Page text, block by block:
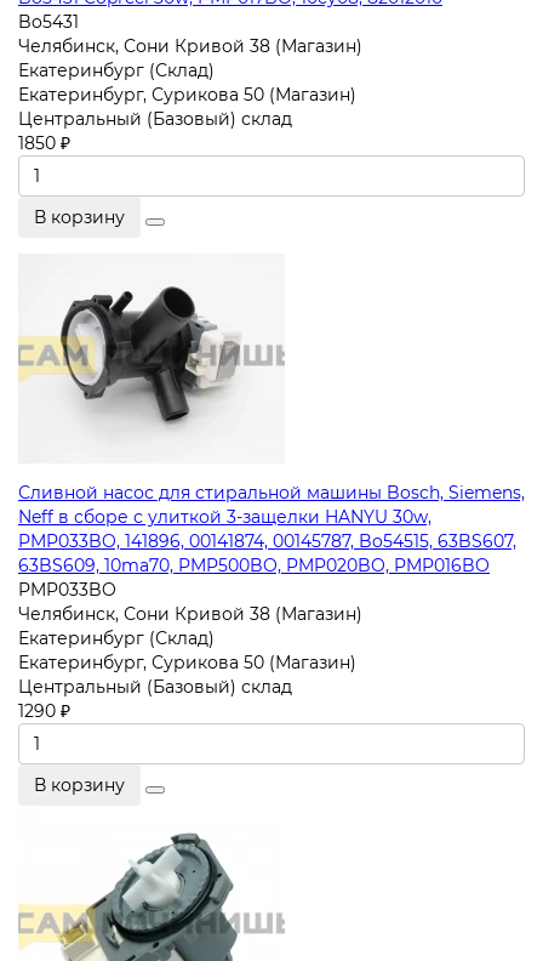
Bo5431
Челябинск, Сони Кривой 38 (Магазин)
Екатеринбург (Склад)
Екатеринбург, Сурикова 50 (Магазин)
Центральный (Базовый) склад
1850 ₽
В корзину
Сливной насос для стиральной машины Bosch, Siemens,
Neff в сборе с улиткой 3-защелки HANYU 30w,
PMP033BO, 141896, 00141874, 00145787, Bo54515, 63BS607,
63BS609, 10ma70, PMP500BO, PMP020BO, PMP016BO
PMP033BO
Челябинск, Сони Кривой 38 (Магазин)
Екатеринбург (Склад)
Екатеринбург, Сурикова 50 (Магазин)
Центральный (Базовый) склад
1290 ₽
В корзину